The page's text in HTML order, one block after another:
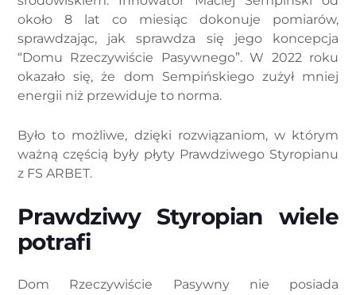
około 8 lat co miesiąc dokonuje pomiarów,
sprawdzając, jak sprawdza się jego koncepcja
“Domu Rzeczywiście Pasywnego”. W 2022 roku
okazało się, że dom Sempińskiego zużył mniej
energii niż przewiduje to norma.
Było to możliwe, dzięki rozwiązaniom, w którym
ważną częścią były płyty Prawdziwego Styropianu
z FS ARBET.
Prawdziwy Styropian wiele
potrafi
Dom Rzeczywiście Pasywny nie posiada